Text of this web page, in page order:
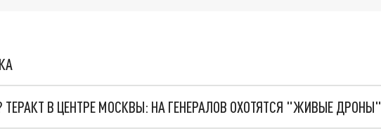
В ЦЕНТРЕ МОСКВЫ: НА ГЕНЕРАЛОВ ОХОТЯТСЯ "ЖИВЫЕ ДРОНЫ"